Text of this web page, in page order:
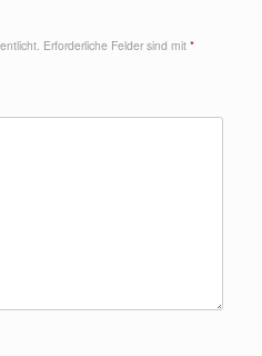
Erforderliche Felder sind mit *